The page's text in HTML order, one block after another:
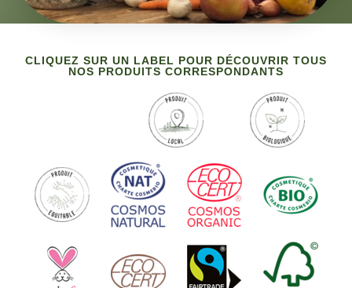
CLIQUEZ SUR UN LABEL POUR DÉCOUVRIR TOUS
NOS PRODUITS CORRESPONDANTS